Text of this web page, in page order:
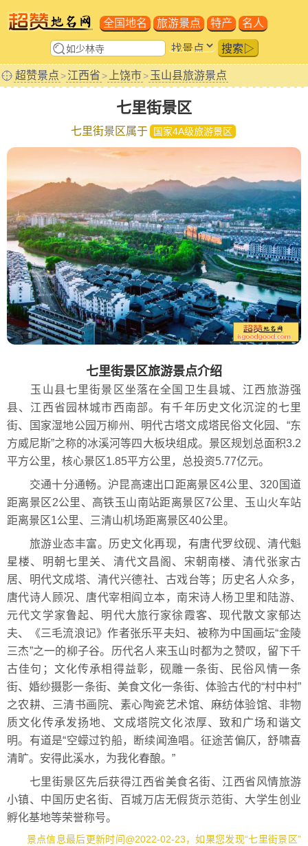
全国地名 旅游景点 特产 名人
搜索▷
超赞景点>江西省> 上饶市> 玉山县旅游景点
七里街景区
七里街景区属于 国家4A级旅游景区
七里街景区旅游景点介绍
玉山县七里街景区坐落在全国卫生县城、江西旅游强
县、江西省园林城市西南部。有千年历史文化沉淀的七里
街、国家湿地公园万柳州、明代古塔文成塔民俗文化园、“东
方威尼斯”之称的冰溪河等四大板块组成。景区规划总面积3.2
平方公里，核心景区1.85平方公里，总投资5.77亿元。
交通十分通畅。沪昆高速出口距离景区4公里、320国道
距离景区2公里、高铁玉山南站距离景区7公里、玉山火车站
距离景区1公里、三清山机场距离景区40公里。
旅游业态丰富。历史文化再现，有唐代罗纹砚、清代魁
星楼、明朝七里关、清代文昌阁、宋朝南楼、清代张家古
居、明代文成塔、清代兴德社、古戏台等；历史名人众多，
唐代诗人顾况、唐代宰相阎立本，南宋诗人杨卫里和陆游、
元代文学家鲁起、明代大旅行家徐霞客、现代散文家郁达
夫、《三毛流浪记》作者张乐平夫妇、被称为中国画坛“金陵
三杰”之一的柳子谷。历代名人来玉山时都为之赞叹，留下千
古佳句；文化传承相得益彰，砚雕一条街、民俗风情一条
街、婚纱摄影一条街、美食文化一条街、体验古代的“村中村”
之农耕、三清书画院、素心陶瓷艺术馆、麻纺体验馆、非物
质文化传承发扬地、文成塔院文化浓厚、致和广场和谐文
明。有道是“空蠓过钓船，断续闻渔唱。征途苦偏仄，舒啸喜
清旷。安得此溪水，为我化春酿。”
七里街景区先后获得江西省美食名街、江西省风情旅游
小镇、中国历史名街、百城万店无假货示范街、大学生创业
孵化基地等荣誉称号。
景点信息最后更新时间@2022-02-23，如果您发现“七里街景区”